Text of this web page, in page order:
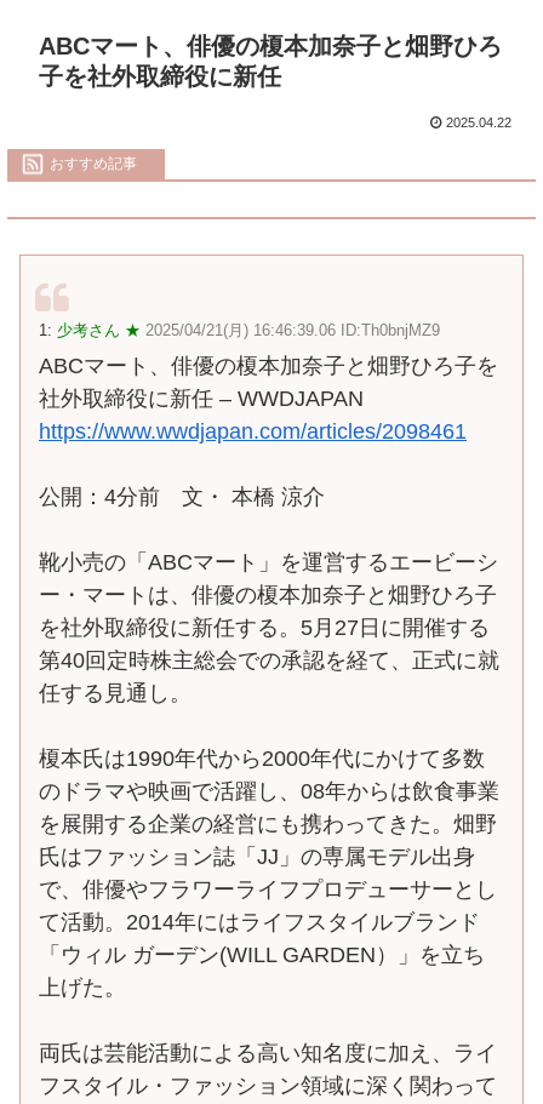
ABCマート、俳優の榎本加奈子と畑野ひろ
子を社外取締役に新任
2025.04.22
おすすめ記事
1: 少考さん ★ 2025/04/21(月) 16:46:39.06 ID:Th0bnjMZ9
ABCマート、俳優の榎本加奈子と畑野ひろ子を
社外取締役に新任 – WWDJAPAN
https://www.wwdjapan.com/articles/2098461
公開：4分前 文・ 本橋 涼介
靴小売の「ABCマート」を運営するエービーシ
ー・マートは、俳優の榎本加奈子と畑野ひろ子
を社外取締役に新任する。5月27日に開催する
第40回定時株主総会での承認を経て、正式に就
任する見通し。
榎本氏は1990年代から2000年代にかけて多数
のドラマや映画で活躍し、08年からは飲食事業
を展開する企業の経営にも携わってきた。畑野
氏はファッション誌「JJ」の専属モデル出身
で、俳優やフラワーライフプロデューサーとし
て活動。2014年にはライフスタイルブランド
「ウィル ガーデン(WILL GARDEN）」を立ち
上げた。
両氏は芸能活動による高い知名度に加え、ライ
フスタイル・ファッション領域に深く関わって